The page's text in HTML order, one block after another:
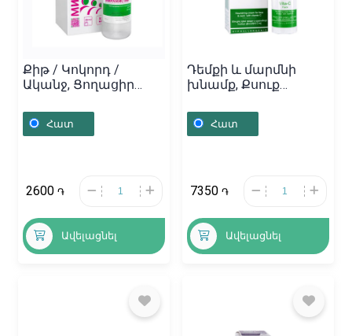
Քիթ / Կոկորդ /
Ականջ, Ցողացիր
Ավստրիա
Հատ
2600 ֏
Ավելացնել
Դեմքի և մարմնի
խնամք, Քսուք
Նատյուր» 30մլ,
Հայաստան
Հատ
7350 ֏
Ավելացնել